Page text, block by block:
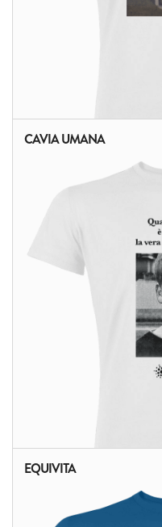
CAVIA UMANA
EQUIVITA